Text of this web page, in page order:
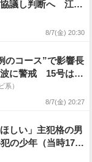
協議し判断へ 江別
8/7(金) 20:30
のコース”で影響長
に警戒 15号は11
か
系）
8/7(金) 20:27
しい」主犯格の男
の少年（当時17）
暴行死】元裁判官